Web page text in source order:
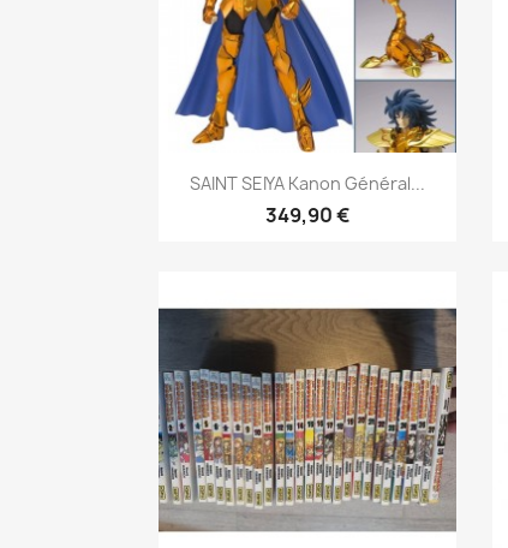
Aperçu rapide
SAINT SEIYA Kanon Général...
349,90 €